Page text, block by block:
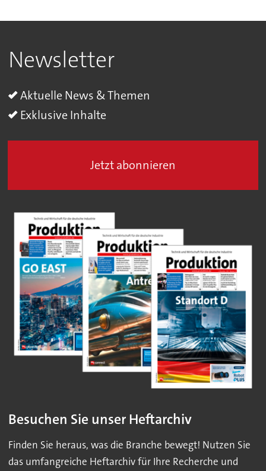
Newsletter
Aktuelle News & Themen
Exklusive Inhalte
Jetzt abonnieren
Besuchen Sie unser Heftarchiv
Finden Sie heraus, was die Branche bewegt! Nutzen Sie
das umfangreiche Heftarchiv für Ihre Recherche und